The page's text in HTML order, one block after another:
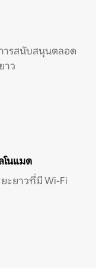
ารสนับสนุนตลอด
าว
โนแมด
ะยาวที่มี Wi-Fi